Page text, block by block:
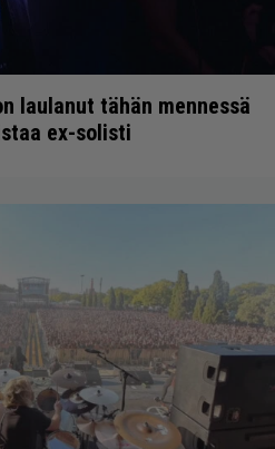
laulanut tähän mennessä
ex-solisti